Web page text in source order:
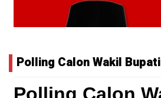
Polling Calon Wakil Bupati